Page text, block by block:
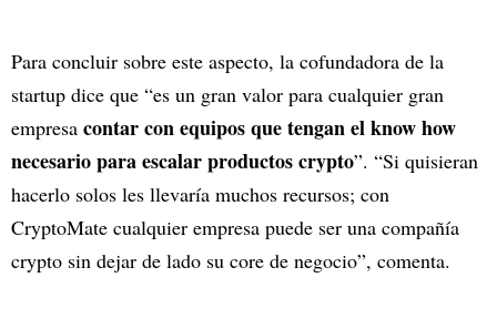
Para concluir sobre este aspecto, la cofundadora de la
startup dice que “es un gran valor para cualquier gran
empresa contar con equipos que tengan el know how
necesario para escalar productos crypto”. “Si quisieran
hacerlo solos les llevaría muchos recursos; con
CryptoMate cualquier empresa puede ser una compañía
crypto sin dejar de lado su core de negocio”, comenta.